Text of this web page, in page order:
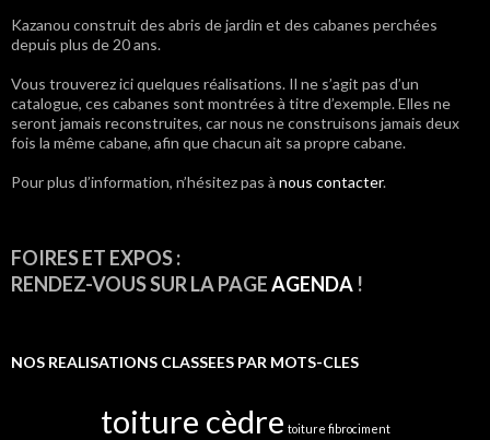
Navigation
des
articles
Kazanou construit des abris de jardin et des cabanes perchées
depuis plus de 20 ans.
Vous trouverez ici quelques réalisations. Il ne s’agit pas d’un
catalogue, ces cabanes sont montrées à titre d’exemple. Elles ne
seront jamais reconstruites, car nous ne construisons jamais deux
fois la même cabane, afin que chacun ait sa propre cabane.
Pour plus d’information, n’hésitez pas à nous contacter.
FOIRES ET EXPOS :
RENDEZ-VOUS SUR LA PAGEAGENDA !
NOS REALISATIONS CLASSEES PAR MOTS-CLES
toiture cèdre toiture fibrociment